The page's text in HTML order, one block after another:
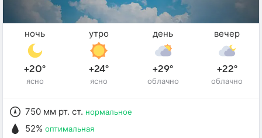
ночь
+20°
ясно
утро
+24°
ясно
день
+29°
облачно
вечер
+22°
облачно
750 мм рт. ст. нормальное
52% оптимальная